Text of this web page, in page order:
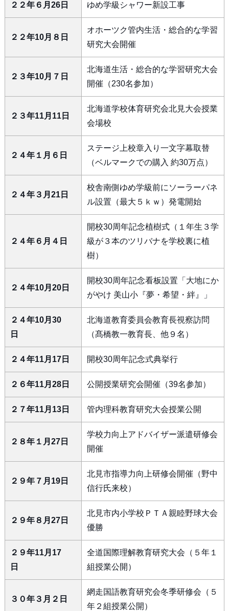
２２年６月26日 ゆめ学級シャワー新設工事
２２年10月８日
オホーツク管内生活・総合的な学習
研究大会開催
２３年10月７日
北海道生活・総合的な学習研究大会
開催（230名参加）
２３年11月11日
北海道学校体育研究会北見大会授業
会場校
２４年１月６日
ステージ上校章入り一文字幕取替
（ベルマークでの購入 約30万点）
２４年３月21日
校舎南側ゆめ学級前にソーラーパネ
ル設置（最大５ｋｗ）発電開始
２４年６月４日
開校30周年記念植樹式（１年生３学
級が３本のツリバナを学校裏に植
樹）
２４年10月20日
開校30周年記念看板設置「大地にか
がやけ 美山小『夢・希望・絆』」
２４年10月30
日
北海道教育委員会教育長視察訪問
（髙橋教一教育長、他９名）
２４年11月17日 開校30周年記念式典挙行
２６年11月28日 公開授業研究会開催（39名参加）
２７年11月13日 管内理科教育研究大会授業公開
２８年１月27日
学校力向上アドバイザー派遣研修会
開催
２９年７月19日
北見市指導力向上研修会開催（野中
信行氏来校）
２９年８月27日
北見市内小学校ＰＴＡ親睦野球大会
優勝
２９年11月17
日
全道国際理解教育研究大会（５年１
組授業公開）
３０年３月２日
網走国語教育研究会冬季研修会（５
年２組授業公開）